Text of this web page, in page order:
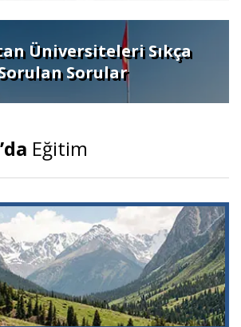
Üniversiteleri Sıkça
Sorular
Eğitim